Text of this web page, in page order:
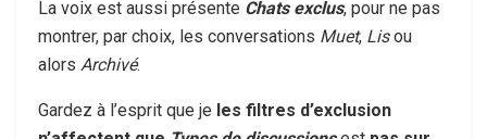
La voix est aussi présente Chats exclus, pour ne pas
montrer, par choix, les conversations Muet, Lisou
alors Archivé.
Gardez à l’esprit que je les filtres d’exclusion